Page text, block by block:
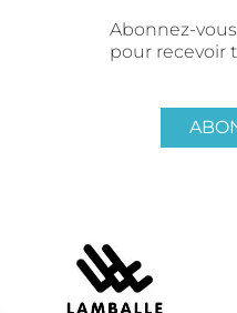
Abonnez-
pour recevoir